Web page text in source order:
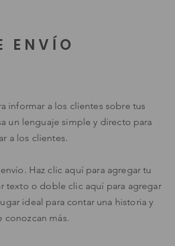
ENVÍO
informar a los clientes sobre tus
un lenguaje simple y directo para
a los clientes.
Haz clic aquí para agregar tu
texto o doble clic aquí para agregar
ideal para contar una historia y
conozcan más.